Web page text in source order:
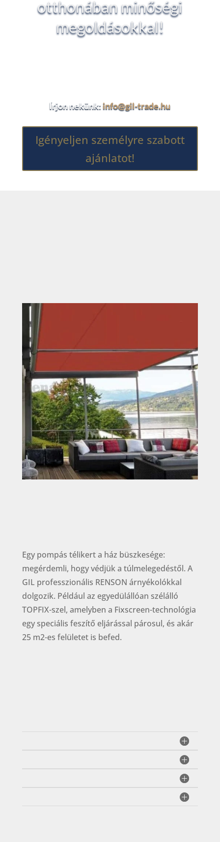
otthonában minőségi
megoldásokkal!
Írjon nekünk:info@gil-trade.hu
Igényeljen személyre szabott
ajánlatot!
Egy pompás télikert a ház büszkesége:
megérdemli, hogy védjük a túlmelegedéstől. A
GIL professzionális RENSON árnyékolókkal
dolgozik. Például az egyedülállóan szélálló
TOPFIX-szel, amelyben a Fixscreen-technológia
egy speciális feszítő eljárással párosul, és akár
25 m2-es felületet is befed.